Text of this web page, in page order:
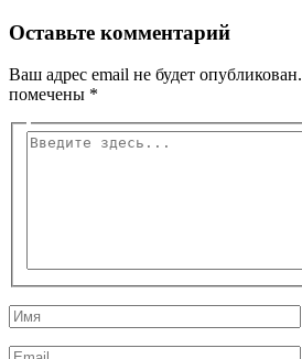
Оставьте комментарий
Ваш адрес email не будет опубликован.
помечены *
Введите
Имя
Email